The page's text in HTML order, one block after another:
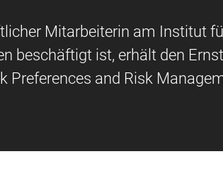
Mitarbeiterin am Institut
beschäftigt ist, erhält den
Preferences and Risk